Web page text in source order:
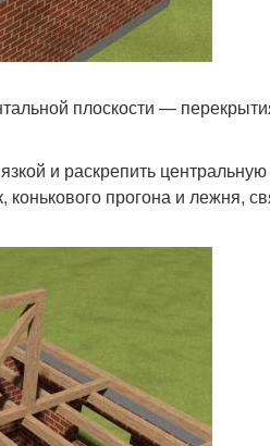
плоскости —
и раскрепить
прогона и лежня,